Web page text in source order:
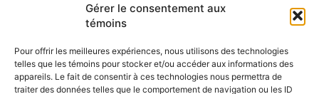
Gérer le consentement aux
témoins
Pour offrir les meilleures expériences, nous utilisons des technologies
telles que les témoins pour stocker et/ou accéder aux informations des
appareils. Le fait de consentir à ces technologies nous permettra de
traiter des données telles que le comportement de navigation ou les ID
Changement d’adresse
À propos